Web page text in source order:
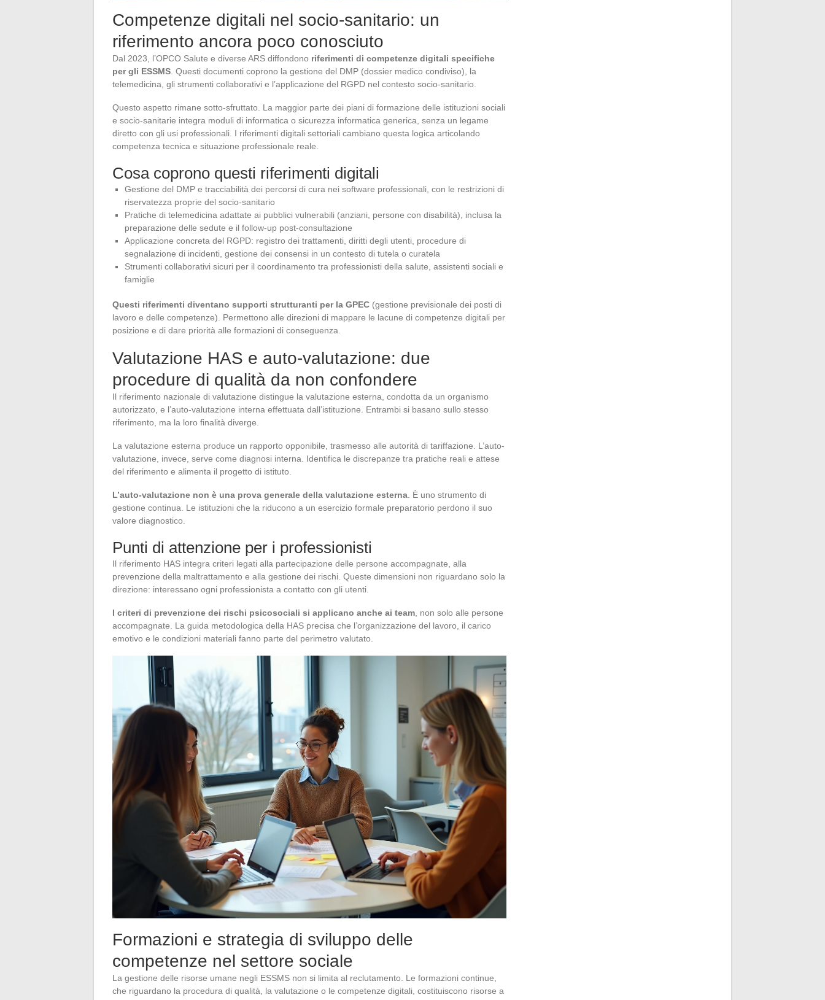
Competenze digitali nel socio-sanitario: un
riferimento ancora poco conosciuto
Dal 2023, l’OPCO Salute e diverse ARS diffondono riferimenti di competenze digitali specifiche
per gli ESSMS . Questi documenti coprono la gestione del DMP (dossier medico condiviso), la
telemedicina, gli strumenti collaborativi e l’applicazione del RGPD nel contesto socio-sanitario.
Questo aspetto rimane sotto-sfruttato. La maggior parte dei piani di formazione delle istituzioni sociali
e socio-sanitarie integra moduli di informatica o sicurezza informatica generica, senza un legame
diretto con gli usi professionali. I riferimenti digitali settoriali cambiano questa logica articolando
competenza tecnica e situazione professionale reale.
Cosa coprono questi riferimenti digitali
Gestione del DMP e tracciabilità dei percorsi di cura nei software professionali, con le restrizioni di
riservatezza proprie del socio-sanitario
Pratiche di telemedicina adattate ai pubblici vulnerabili (anziani, persone con disabilità), inclusa la
preparazione delle sedute e il follow-up post-consultazione
Applicazione concreta del RGPD: registro dei trattamenti, diritti degli utenti, procedure di
segnalazione di incidenti, gestione dei consensi in un contesto di tutela o curatela
Strumenti collaborativi sicuri per il coordinamento tra professionisti della salute, assistenti sociali e
famiglie
Questi riferimenti diventano supporti strutturanti per la GPEC (gestione previsionale dei posti di
lavoro e delle competenze). Permettono alle direzioni di mappare le lacune di competenze digitali per
posizione e di dare priorità alle formazioni di conseguenza.
Valutazione HAS e auto-valutazione: due
procedure di qualità da non confondere
Il riferimento nazionale di valutazione distingue la valutazione esterna, condotta da un organismo
autorizzato, e l’auto-valutazione interna effettuata dall’istituzione. Entrambi si basano sullo stesso
riferimento, ma la loro finalità diverge.
La valutazione esterna produce un rapporto opponibile, trasmesso alle autorità di tariffazione. L’auto-
valutazione, invece, serve come diagnosi interna. Identifica le discrepanze tra pratiche reali e attese
del riferimento e alimenta il progetto di istituto.
L’auto-valutazione non è una prova generale della valutazione esterna . È uno strumento di
gestione continua. Le istituzioni che la riducono a un esercizio formale preparatorio perdono il suo
valore diagnostico.
Punti di attenzione per i professionisti
Il riferimento HAS integra criteri legati alla partecipazione delle persone accompagnate, alla
prevenzione della maltrattamento e alla gestione dei rischi. Queste dimensioni non riguardano solo la
direzione: interessano ogni professionista a contatto con gli utenti.
I criteri di prevenzione dei rischi psicosociali si applicano anche ai team , non solo alle persone
accompagnate. La guida metodologica della HAS precisa che l’organizzazione del lavoro, il carico
emotivo e le condizioni materiali fanno parte del perimetro valutato.
Formazioni e strategia di sviluppo delle
competenze nel settore sociale
La gestione delle risorse umane negli ESSMS non si limita al reclutamento. Le formazioni continue,
che riguardano la procedura di qualità, la valutazione o le competenze digitali, costituiscono risorse a